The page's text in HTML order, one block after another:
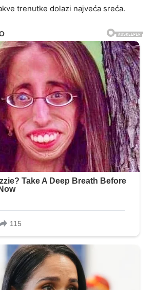
trenutke dolazi najveća sreća.